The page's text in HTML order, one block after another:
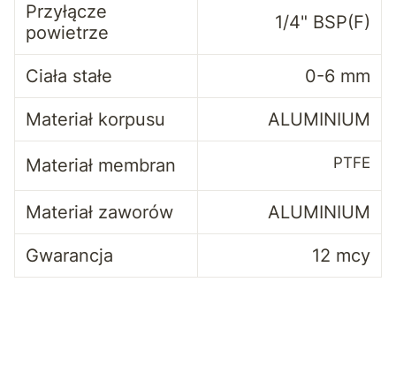
Przyłącze
powietrze
1/4" BSP(F)
Ciała stałe 0-6 mm
Materiał korpusu ALUMINIUM
Materiał membran PTFE
Materiał zaworów ALUMINIUM
Gwarancja 12 mcy